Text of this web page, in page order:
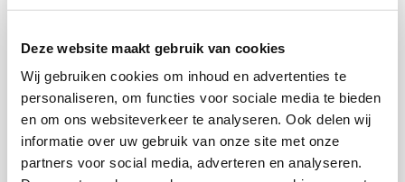
Deze website maakt gebruik van cookies
Wij gebruiken cookies om inhoud en advertenties te
personaliseren, om functies voor sociale media te bieden
en om ons websiteverkeer te analyseren. Ook delen wij
informatie over uw gebruik van onze site met onze
partners voor social media, adverteren en analyseren.